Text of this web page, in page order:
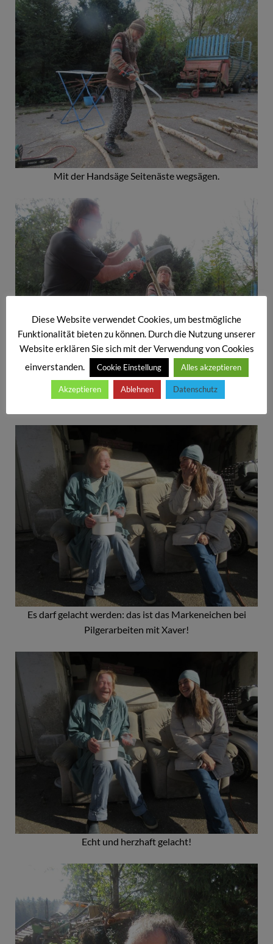
Mit der Handsäge Seitenäste wegsägen.
Der Peterbauer kommt dazu: „Omei Dorothea, du stellst
dich fei saudumm ooo! Sooo macht man das!“
Es darf gelacht werden: das ist das Markeneichen bei
Pilgerarbeiten mit Xaver!
Echt und herzhaft gelacht!
Diese Website verwendet Cookies, um bestmögliche
Funktionalität bieten zu können. Durch die Nutzung unserer
Website erklären Sie sich mit der Verwendung von Cookies
einverstanden.
Cookie Einstellung Alles akzeptieren
Akzeptieren Ablehnen Datenschutz